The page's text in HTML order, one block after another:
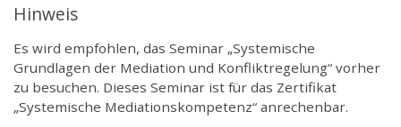
Hinweis
Es wird empfohlen, das Seminar „Systemische
Grundlagen der Mediation und Konfliktregelung“ vorher
zu besuchen. Dieses Seminar ist für das Zertifikat
„Systemische Mediationskompetenz“ anrechenbar.